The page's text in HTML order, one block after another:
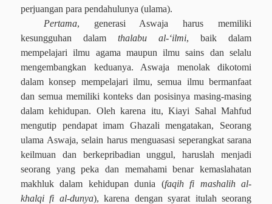
perjuangan para pendahulunya (ulama).
Pertama, generasi Aswaja harus memiliki
kesungguhan dalam thalabu al-‘ilmi, baik dalam
mempelajari ilmu agama maupun ilmu sains dan selalu
mengembangkan keduanya. Aswaja menolak dikotomi
dalam konsep mempelajari ilmu, semua ilmu bermanfaat
dan semua memiliki konteks dan posisinya masing-masing
dalam kehidupan. Oleh karena itu, Kiayi Sahal Mahfud
mengutip pendapat imam Ghazali mengatakan, Seorang
ulama Aswaja, selain harus menguasasi seperangkat sarana
keilmuan dan berkepribadian unggul, haruslah menjadi
seorang yang peka dan memahami benar kemaslahatan
makhluk dalam kehidupan dunia (faqih fi mashalih al-
khalqi fi al-dunya), karena dengan syarat itulah seorang